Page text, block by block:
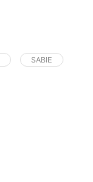
SABIE